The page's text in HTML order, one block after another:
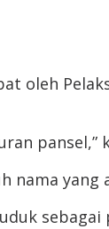
oleh
pansel,”
nama